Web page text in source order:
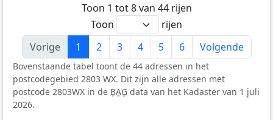
Toon 1 tot 8 van 44 rijen
Toon
rijen
Vorige
1 2 3 4 5 6 Volgende
Bovenstaande tabel toont de 44 adressen in het
postcodegebied 2803 WX. Dit zijn alle adressen met
postcode 2803WX in de BAG data van het Kadaster van 1 juli
2026.